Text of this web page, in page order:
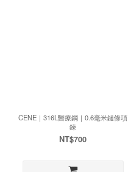
CENE｜316L醫療鋼｜0.6毫米鏈條項
鍊
NT$700